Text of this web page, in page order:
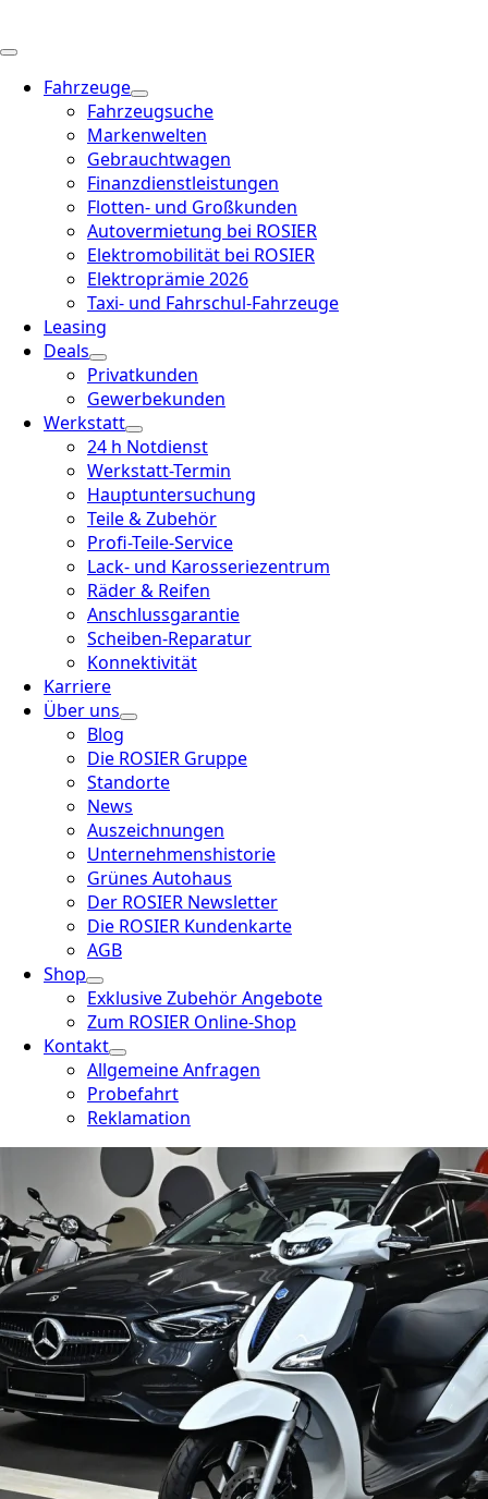
Fahrzeuge
Fahrzeugsuche
Markenwelten
Gebrauchtwagen
Finanzdienstleistungen
Flotten- und Großkunden
Autovermietung bei ROSIER
Elektromobilität bei ROSIER
Elektroprämie 2026
Taxi- und Fahrschul-Fahrzeuge
Leasing
Deals
Privatkunden
Gewerbekunden
Werkstatt
24 h Notdienst
Werkstatt-Termin
Hauptuntersuchung
Teile & Zubehör
Profi-Teile-Service
Lack- und Karosseriezentrum
Räder & Reifen
Anschlussgarantie
Scheiben-Reparatur
Konnektivität
Karriere
Über uns
Blog
Die ROSIER Gruppe
Standorte
News
Auszeichnungen
Unternehmenshistorie
Grünes Autohaus
Der ROSIER Newsletter
Die ROSIER Kundenkarte
AGB
Shop
Exklusive Zubehör Angebote
Zum ROSIER Online-Shop
Kontakt
Allgemeine Anfragen
Probefahrt
Reklamation